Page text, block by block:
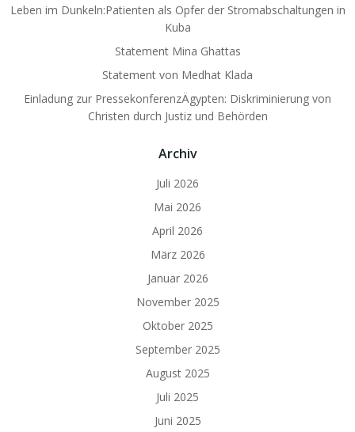
Leben im Dunkeln:Patienten als Opfer der Stromabschaltungen in
Kuba
Statement Mina Ghattas
Statement von Medhat Klada
Einladung zur PressekonferenzÄgypten: Diskriminierung von
Christen durch Justiz und Behörden
Archiv
Juli 2026
Mai 2026
April 2026
März 2026
Januar 2026
November 2025
Oktober 2025
September 2025
August 2025
Juli 2025
Juni 2025